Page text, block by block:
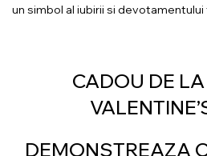
un simbol al iubirii si devotamentului
CADOU DE
DEMONSTREAZA